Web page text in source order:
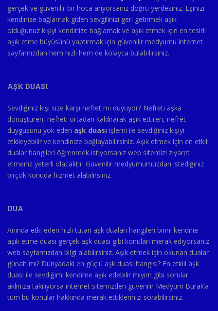
gerçek ve güvenilir bir hoca arıyorsanız doğru yerdesiniz. Eşinizi
kendinize bağlamak giden sevgilinizi geri getirmek aşık
olduğunuz kişiyi kendinize bağlamak ve aşık etmek için en tesirli
aşık etme büyüsünü yaptırmak için güvenilir medyumu internet
sayfamızdan hem hızlı hem de kolayca bulabilirsiniz.
AŞK DUASI
Sevdiğiniz kişi size karşı nefret mi duyuyor? Nefreti aşka
dönüştüren, nefreti ortadan kaldırarak aşık ettiren, nefret
duygusunu yok eden aşk duası işlemi ile sevdiğiniz kişiyi
etkileyebilir ve kendinize bağlayabilirsiniz. Aşık etmek için en etkili
dualar hangileri öğrenmek istiyorsanız web sitemizi ziyaret
etmeniz yeterli olacaktır. Güvenilir medyumumuzdan istediğiniz
birçok konuda hizmet alabilirsiniz.
DUA
Anında etki eden hızlı tutan aşk duaları hangileri birini kendine
aşık etme duası gerçek aşk duası gibi konuları merak ediyorsanız
web sayfamızdan bilgi alabilirsiniz. Aşık etmek için okunan dualar
günah mı? Dünyadaki en güçlü aşk duası hangisi? En etkili aşk
duası ile sevdiğimi kendime aşık edebilir miyim gibi sorular
aklınıza takılıyorsa internet sitemizden güvenilir Medyum Burak’a
tüm bu konular hakkında merak ettiklerinizi sorabilirsiniz.